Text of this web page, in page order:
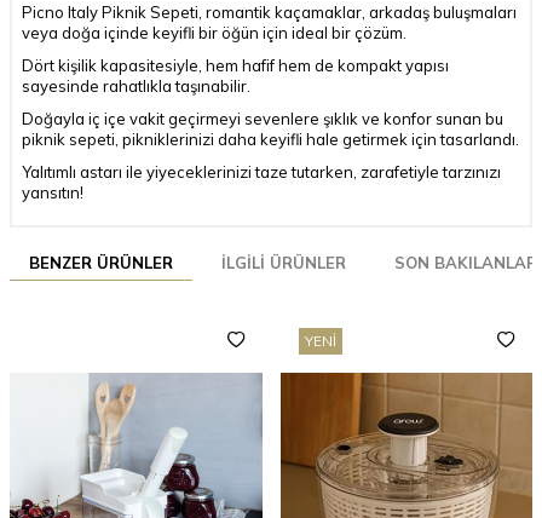
Picno Italy Piknik Sepeti, romantik kaçamaklar, arkadaş buluşmaları
veya doğa içinde keyifli bir öğün için ideal bir çözüm.
Dört kişilik kapasitesiyle, hem hafif hem de kompakt yapısı
sayesinde rahatlıkla taşınabilir.
Doğayla iç içe vakit geçirmeyi sevenlere şıklık ve konfor sunan bu
piknik sepeti, pikniklerinizi daha keyifli hale getirmek için tasarlandı.
Yalıtımlı astarı ile yiyeceklerinizi taze tutarken, zarafetiyle tarzınızı
yansıtın!
BENZER ÜRÜNLER İLGILI ÜRÜNLER SON BAKILANLAR
YENI